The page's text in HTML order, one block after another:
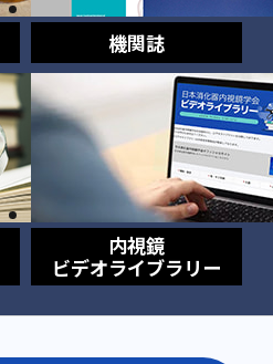
機関誌
内視鏡
ビデオライブラリー